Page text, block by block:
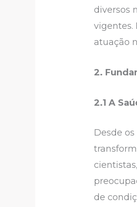
diversos
vigentes.
atuação
2.
2.1 A
Desde
de